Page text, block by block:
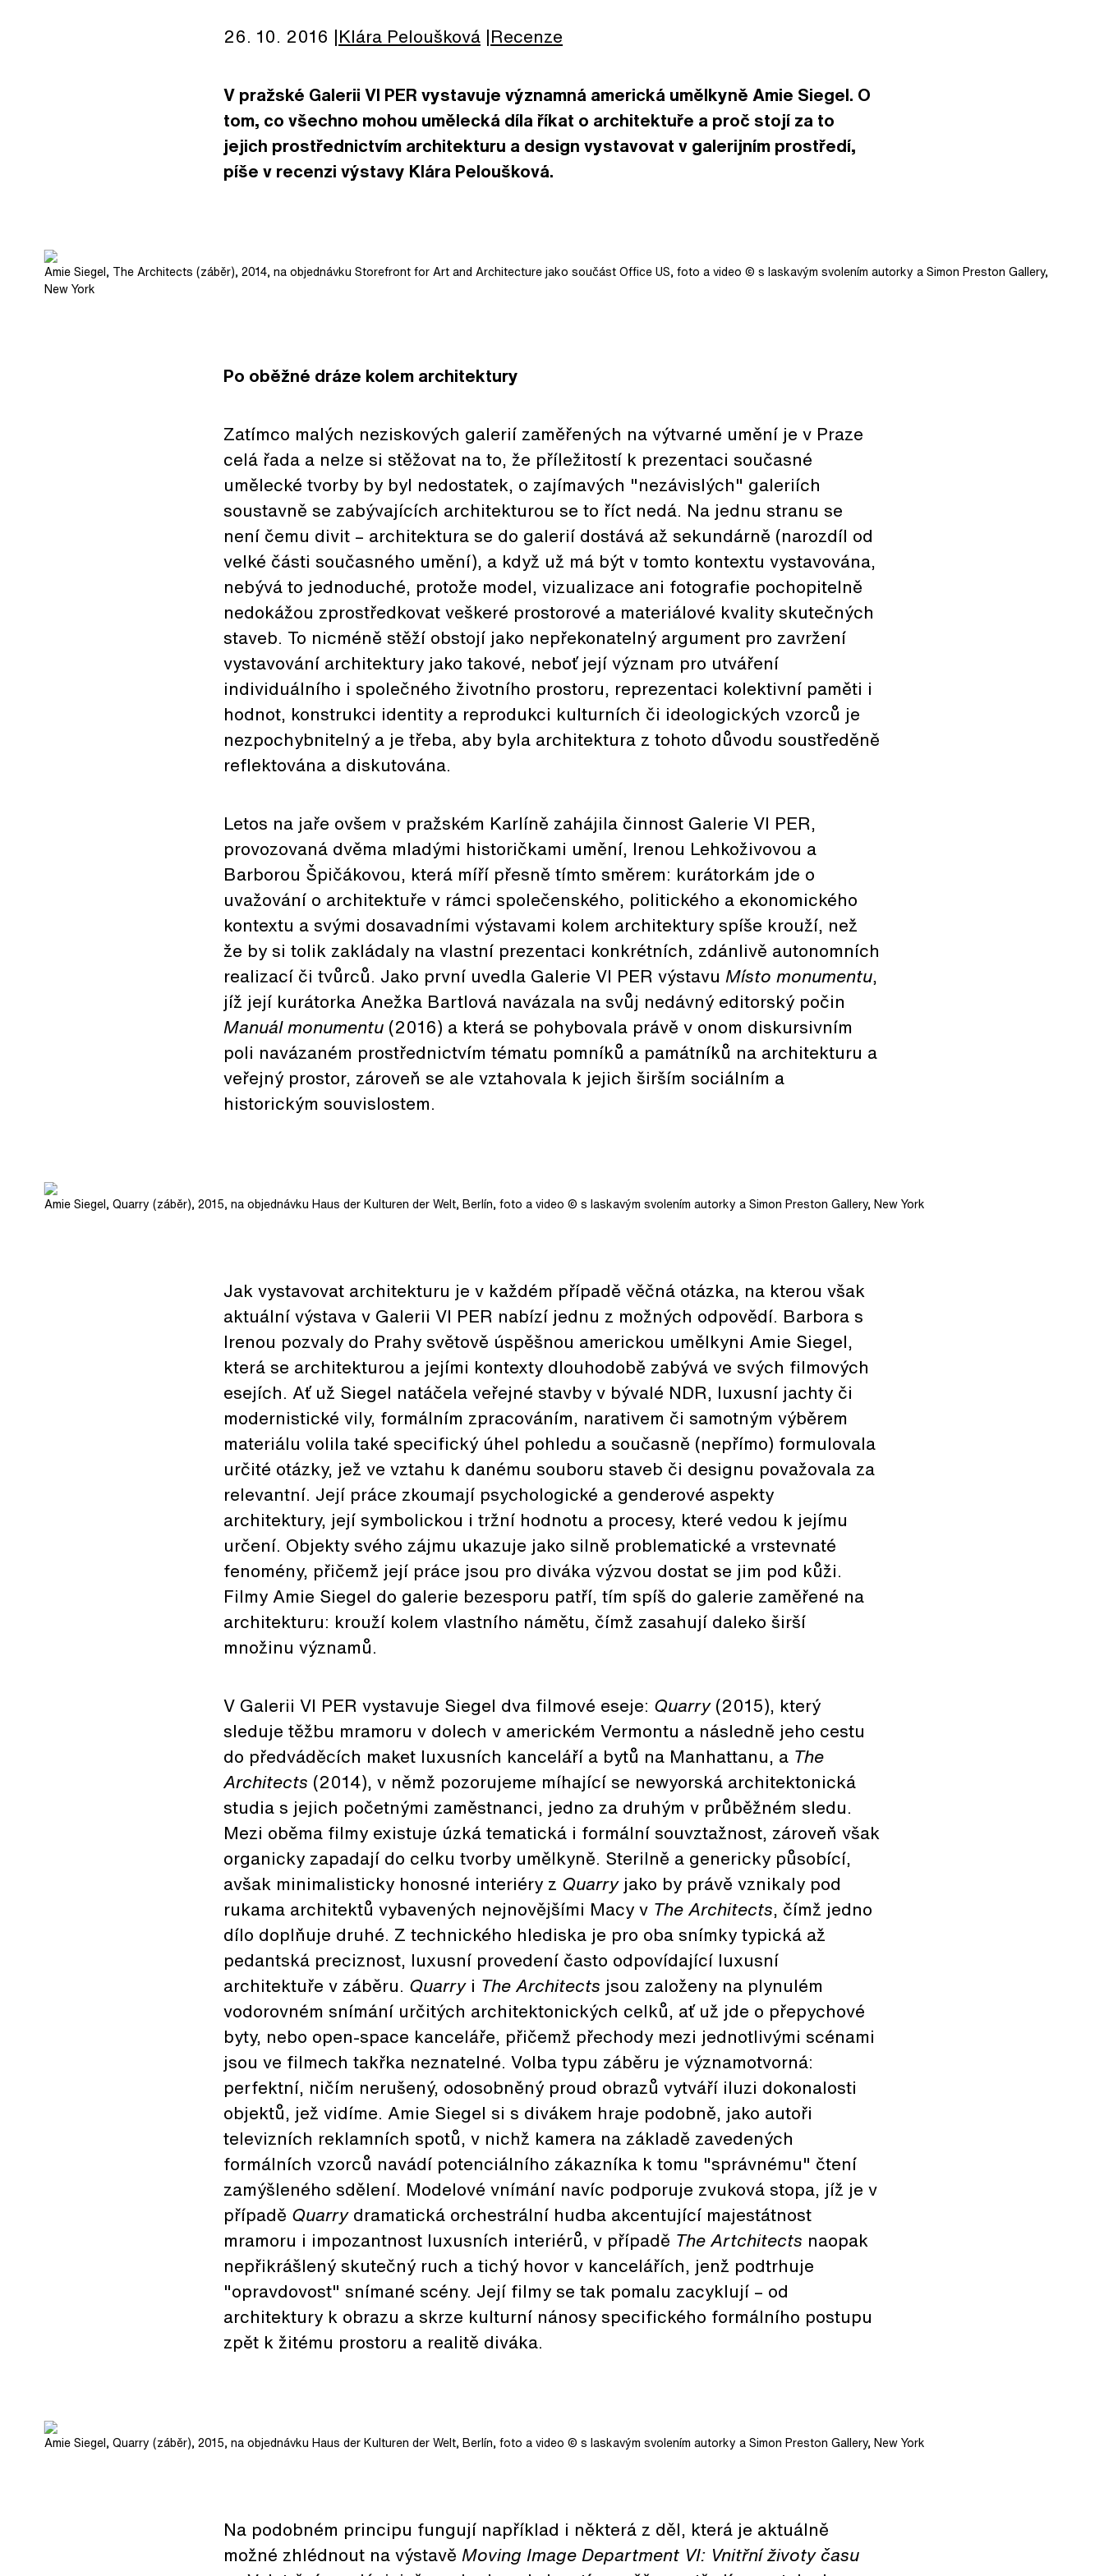
26. 10. 2016 Klára Peloušková Recenze
V pražské Galerii VI PER vystavuje významná americká umělkyně Amie Siegel. O
tom, co všechno mohou umělecká díla říkat o architektuře a proč stojí za to
jejich prostřednictvím architekturu a design vystavovat v galerijním prostředí,
píše v recenzi výstavy Klára Peloušková.
Amie Siegel, The Architects (záběr), 2014, na objednávku Storefront for Art and Architecture jako součást Office US, foto a video © s laskavým svolením autorky a Simon Preston Gallery,
New York
Po oběžné dráze kolem architektury
Zatímco malých neziskových galerií zaměřených na výtvarné umění je v Praze
celá řada a nelze si stěžovat na to, že příležitostí k prezentaci současné
umělecké tvorby by byl nedostatek, o zajímavých "nezávislých" galeriích
soustavně se zabývajících architekturou se to říct nedá. Na jednu stranu se
není čemu divit – architektura se do galerií dostává až sekundárně (narozdíl od
velké části současného umění), a když už má být v tomto kontextu vystavována,
nebývá to jednoduché, protože model, vizualizace ani fotografie pochopitelně
nedokážou zprostředkovat veškeré prostorové a materiálové kvality skutečných
staveb. To nicméně stěží obstojí jako nepřekonatelný argument pro zavržení
vystavování architektury jako takové, neboť její význam pro utváření
individuálního i společného životního prostoru, reprezentaci kolektivní paměti i
hodnot, konstrukci identity a reprodukci kulturních či ideologických vzorců je
nezpochybnitelný a je třeba, aby byla architektura z tohoto důvodu soustředěně
reflektována a diskutována.
Letos na jaře ovšem v pražském Karlíně zahájila činnost Galerie VI PER,
provozovaná dvěma mladými historičkami umění, Irenou Lehkoživovou a
Barborou Špičákovou, která míří přesně tímto směrem: kurátorkám jde o
uvažování o architektuře v rámci společenského, politického a ekonomického
kontextu a svými dosavadními výstavami kolem architektury spíše krouží, než
že by si tolik zakládaly na vlastní prezentaci konkrétních, zdánlivě autonomních
realizací či tvůrců. Jako první uvedla Galerie VI PER výstavu Místo monumentu,
jíž její kurátorka Anežka Bartlová navázala na svůj nedávný editorský počin
Manuál monumentu (2016) a která se pohybovala právě v onom diskursivním
poli navázaném prostřednictvím tématu pomníků a památníků na architekturu a
veřejný prostor, zároveň se ale vztahovala k jejich širším sociálním a
historickým souvislostem.
Amie Siegel, Quarry (záběr), 2015, na objednávku Haus der Kulturen der Welt, Berlín, foto a video © s laskavým svolením autorky a Simon Preston Gallery, New York
Jak vystavovat architekturu je v každém případě věčná otázka, na kterou však
aktuální výstava v Galerii VI PER nabízí jednu z možných odpovědí. Barbora s
Irenou pozvaly do Prahy světově úspěšnou americkou umělkyni Amie Siegel,
která se architekturou a jejími kontexty dlouhodobě zabývá ve svých filmových
esejích. Ať už Siegel natáčela veřejné stavby v bývalé NDR, luxusní jachty či
modernistické vily, formálním zpracováním, narativem či samotným výběrem
materiálu volila také specifický úhel pohledu a současně (nepřímo) formulovala
určité otázky, jež ve vztahu k danému souboru staveb či designu považovala za
relevantní. Její práce zkoumají psychologické a genderové aspekty
architektury, její symbolickou i tržní hodnotu a procesy, které vedou k jejímu
určení. Objekty svého zájmu ukazuje jako silně problematické a vrstevnaté
fenomény, přičemž její práce jsou pro diváka výzvou dostat se jim pod kůži.
Filmy Amie Siegel do galerie bezesporu patří, tím spíš do galerie zaměřené na
architekturu: krouží kolem vlastního námětu, čímž zasahují daleko širší
množinu významů.
V Galerii VI PER vystavuje Siegel dva filmové eseje: Quarry (2015), který
sleduje těžbu mramoru v dolech v americkém Vermontu a následně jeho cestu
do předváděcích maket luxusních kanceláří a bytů na Manhattanu, a The
Architects (2014), v němž pozorujeme míhající se newyorská architektonická
studia s jejich početnými zaměstnanci, jedno za druhým v průběžném sledu.
Mezi oběma filmy existuje úzká tematická i formální souvztažnost, zároveň však
organicky zapadají do celku tvorby umělkyně. Sterilně a genericky působící,
avšak minimalisticky honosné interiéry z Quarry jako by právě vznikaly pod
rukama architektů vybavených nejnovějšími Macy v The Architects, čímž jedno
dílo doplňuje druhé. Z technického hlediska je pro oba snímky typická až
pedantská preciznost, luxusní provedení často odpovídající luxusní
architektuře v záběru. Quarry i The Architects jsou založeny na plynulém
vodorovném snímání určitých architektonických celků, ať už jde o přepychové
byty, nebo open-space kanceláře, přičemž přechody mezi jednotlivými scénami
jsou ve filmech takřka neznatelné. Volba typu záběru je významotvorná:
perfektní, ničím nerušený, odosobněný proud obrazů vytváří iluzi dokonalosti
objektů, jež vidíme. Amie Siegel si s divákem hraje podobně, jako autoři
televizních reklamních spotů, v nichž kamera na základě zavedených
formálních vzorců navádí potenciálního zákazníka k tomu "správnému" čtení
zamýšleného sdělení. Modelové vnímání navíc podporuje zvuková stopa, jíž je v
případě Quarry dramatická orchestrální hudba akcentující majestátnost
mramoru i impozantnost luxusních interiérů, v případě The Artchitects naopak
nepřikrášlený skutečný ruch a tichý hovor v kancelářích, jenž podtrhuje
"opravdovost" snímané scény. Její filmy se tak pomalu zacyklují – od
architektury k obrazu a skrze kulturní nánosy specifického formálního postupu
zpět k žitému prostoru a realitě diváka.
Amie Siegel, Quarry (záběr), 2015, na objednávku Haus der Kulturen der Welt, Berlín, foto a video © s laskavým svolením autorky a Simon Preston Gallery, New York
Na podobném principu fungují například i některá z děl, která je aktuálně
možné zhlédnout na výstavě Moving Image Department VI: Vnitřní životy času